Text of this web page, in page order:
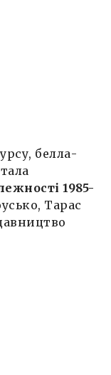
белла-
1985-
Тарас